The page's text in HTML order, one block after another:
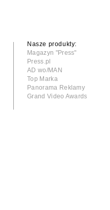
Nasze produkty:
Magazyn "Press"
Press.pl
AD wo/MAN
Top Marka
Panorama Reklamy
Grand Video Awards